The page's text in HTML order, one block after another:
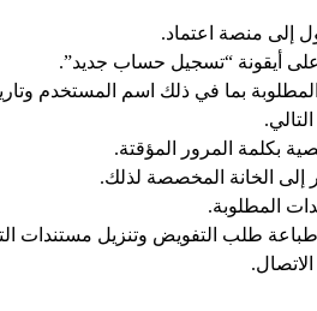
إلى منصة اعتماد.
أيقونة “تسجيل حساب جديد”.
بما في ذلك اسم المستخدم
بكلمة المرور المؤقتة.
إلى الخانة المخصصة لذلك.
المطلوبة.
طباعة طلب التفويض وتنزيل مستندات